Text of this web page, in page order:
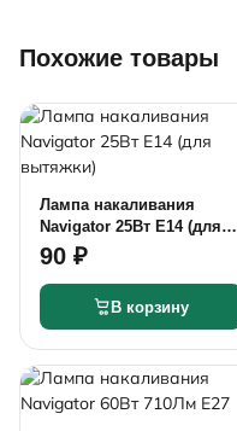
Похожие товары
Лампа накаливания
Navigator 25Вт E14 (для
вытяжки)
90 ₽
В корзину